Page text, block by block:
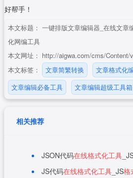
好帮手！
本文标题： 一键排版文章编辑器_在线文章
化网编工具
本文网址： http://aigwa.com/cms/Content/
本文标签：
文章简繁转换
文章格式化
文章编辑必备工具
文章编辑超级工具箱
相关推荐
JSON代码在线格式化工具
JS代码在线格式化工具 _JS格